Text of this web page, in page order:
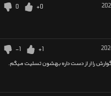
+0
0
+1
-1
را ار از دست داره بهشون تسلیت میگم.